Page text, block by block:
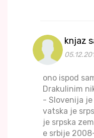
knjaz
ono ispod
Drakulinim
- Slovenija je
vatska je
je srpska
e srbije